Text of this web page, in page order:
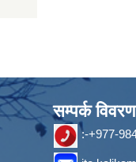
सम्पर्क विवरण
:-+977-